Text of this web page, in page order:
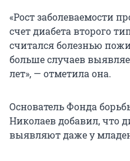
«Рост заболеваемости
счет диабета второго
считался болезнью
больше случаев
лет», — отметила она.
Основатель Фонда
Николаев добавил, что
выявляют даже у